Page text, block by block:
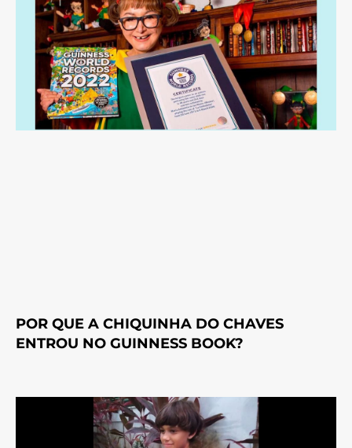
POR QUE A CHIQUINHA DO CHAVES
ENTROU NO GUINNESS BOOK?